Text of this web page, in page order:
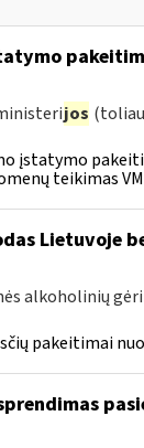
jos
įstatymo
teikimas
Lietuvoje
alkoholinių
pakeitimai